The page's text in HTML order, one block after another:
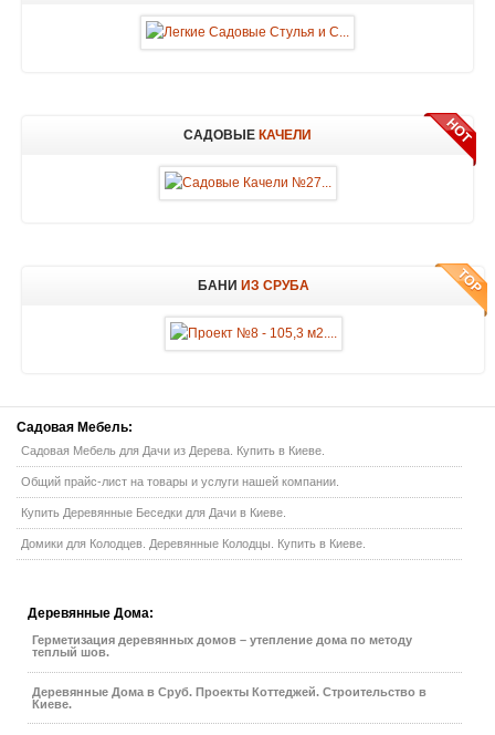
САДОВЫЕ КАЧЕЛИ
БАНИ ИЗ СРУБА
Садовая Мебель:
Садовая Мебель для Дачи из Дерева. Купить в Киеве.
Общий прайс-лист на товары и услуги нашей компании.
Купить Деревянные Беседки для Дачи в Киеве.
Домики для Колодцев. Деревянные Колодцы. Купить в Киеве.
Деревянные Дома:
Герметизация деревянных домов – утепление дома по методу
теплый шов.
Деревянные Дома в Сруб. Проекты Коттеджей. Строительство в
Киеве.